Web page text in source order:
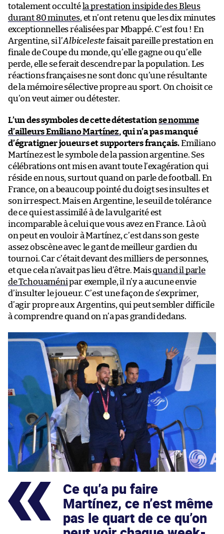
totalement occulté la prestation insipide des Bleus
durant 80 minutes, et n’ont retenu que les dix minutes
exceptionnelles réalisées par Mbappé. C’est fou ! En
Argentine, si l’Albicelestefaisait pareille prestation en
finale de Coupe du monde, qu’elle gagne ou qu’elle
perde, elle se ferait descendre par la population. Les
réactions françaises ne sont donc qu’une résultante
de la mémoire sélective propre au sport. On choisit ce
qu’on veut aimer ou détester.
L’un des symboles de cette détestationse nomme
d’ailleurs Emiliano Martínez, qui n’a pas manqué
d’égratigner joueurs et supporters français.Emiliano
Martínez est le symbole de la passion argentine. Ses
célébrations ont mis en avant toute l’exagération qui
réside en nous, surtout quand on parle de football. En
France, on a beaucoup pointé du doigt ses insultes et
son irrespect. Mais en Argentine, le seuil de tolérance
de ce qui est assimilé à de la vulgarité est
incomparable à celui que vous avez en France. Là où
on peut en vouloir à Martínez, c’est dans son geste
assez obscène avec le gant de meilleur gardien du
tournoi. Car c’était devant des milliers de personnes,
et que cela n’avait pas lieu d’être. Maisquand il parle
de Tchouaménipar exemple, il n’y a aucune envie
d’insulter le joueur. C’est une façon de s’exprimer,
d’agir propre aux Argentins, qui peut sembler difficile
à comprendre quand on n’a pas grandi dedans.
Ce qu’a pu faire
Martínez, ce n’est même
pas le quart de ce qu’on